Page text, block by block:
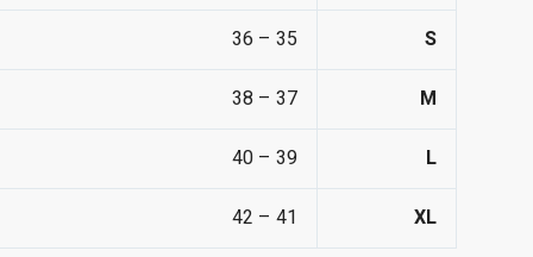
S
35 – 36
M
37 – 38
L
39 – 40
XL
41 – 42